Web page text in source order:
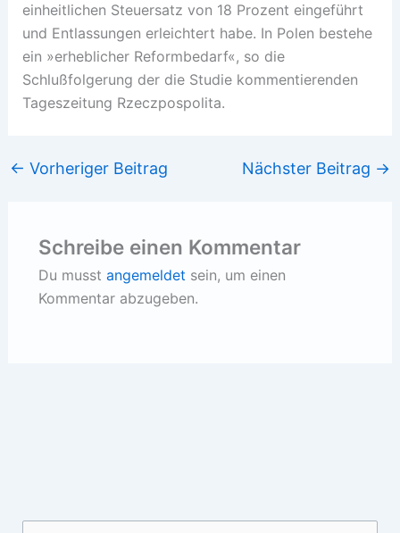
einheitlichen Steuersatz von 18 Prozent eingeführt
und Entlassungen erleichtert habe. In Polen bestehe
ein »erheblicher Reformbedarf«, so die
Schlußfolgerung der die Studie kommentierenden
Tageszeitung Rzeczpospolita.
← Vorheriger Beitrag Nächster Beitrag →
Schreibe einen Kommentar
Du musst angemeldet sein, um einen
Kommentar abzugeben.